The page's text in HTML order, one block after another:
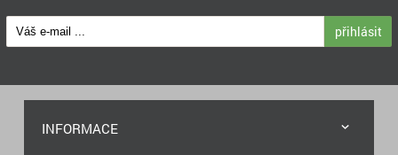
přihlásit
INFORMACE